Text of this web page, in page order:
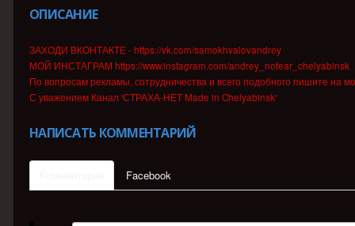
ОПИСАНИЕ
ЗАХОДИ ВКОНТАКТЕ - https://vk.com/samokhvalovandrey
МОЙ ИНСТАГРАМ https://www.instagram.com/andrey_nofear_chelyabinsk
По вопросам рекламы, сотрудничества и всего подобного пишите на
С уважением Канал 'СТРАХА-НЕТ Made in Chelyabinsk'
НАПИСАТЬ КОММЕНТАРИЙ
Facebook